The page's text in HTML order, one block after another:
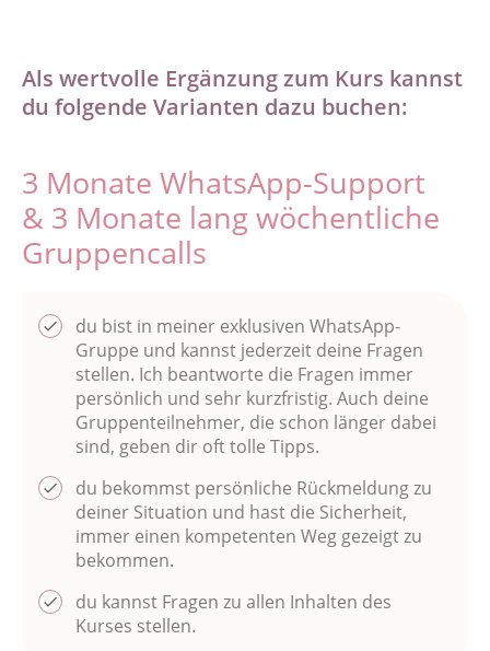
Als wertvolle Ergänzung zum Kurs kannst
du folgende Varianten dazu buchen:
3 Monate WhatsApp-Support
& 3 Monate lang wöchentliche
Gruppencalls
du bist in meiner exklusiven WhatsApp-
Gruppe und kannst jederzeit deine Fragen
stellen. Ich beantworte die Fragen immer
persönlich und sehr kurzfristig. Auch deine
Gruppenteilnehmer, die schon länger dabei
sind, geben dir oft tolle Tipps.
du bekommst persönliche Rückmeldung zu
deiner Situation und hast die Sicherheit,
immer einen kompetenten Weg gezeigt zu
bekommen.
du kannst Fragen zu allen Inhalten des
Kurses stellen.